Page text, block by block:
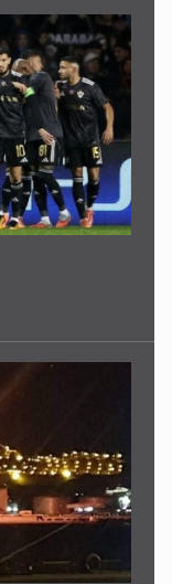
açıqladı
etdi